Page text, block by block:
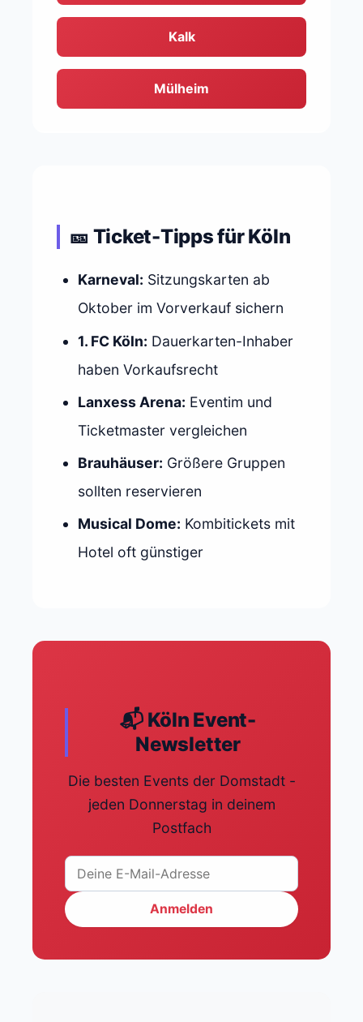
Kalk
Mülheim
🎫 Ticket-Tipps für Köln
Karneval: Sitzungskarten ab
Oktober im Vorverkauf sichern
1. FC Köln: Dauerkarten-Inhaber
haben Vorkaufsrecht
Lanxess Arena: Eventim und
Ticketmaster vergleichen
Brauhäuser: Größere Gruppen
sollten reservieren
Musical Dome: Kombitickets mit
Hotel oft günstiger
📬 Köln Event-
Newsletter
Die besten Events der Domstadt -
jeden Donnerstag in deinem
Postfach
Anmelden